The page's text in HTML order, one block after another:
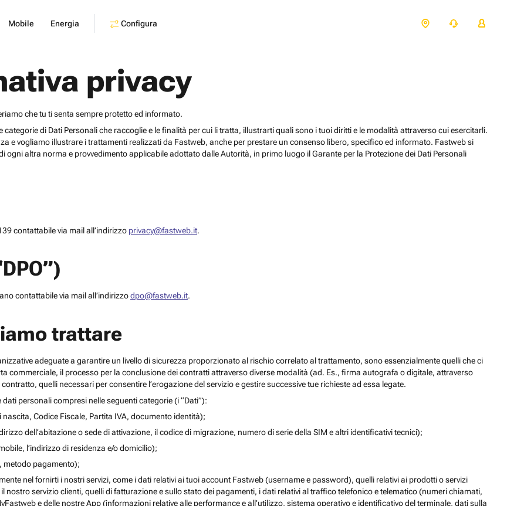
Mobile Energia Configura
privacy
che tu ti senta sempre protetto ed informato.
di Dati Personali che raccoglie e le finalità per cui li tratta, illustrarti quali sono i tuoi diritti e le modalità attraverso cui esercitarli.
e vogliamo illustrare i trattamenti realizzati da Fastweb, anche per prestare un consenso libero, specifico ed informato. Fastweb si
ogni altra norma e provvedimento applicabile adottato dalle Autorità, in primo luogo il Garante per la Protezione dei Dati Personali
contattabile via mail all’indirizzo privacy@fastweb.it.
contattabile via mail all’indirizzodpo@fastweb.it.
trattare
adeguate a garantire un livello di sicurezza proporzionato al rischio correlato al trattamento, sono essenzialmente quelli che ci
commerciale, il processo per la conclusione dei contratti attraverso diverse modalità (ad. Es., firma autografa o digitale, attraverso
quelli necessari per consentire l’erogazione del servizio e gestire successive tue richieste ad essa legate.
personali compresi nelle seguenti categorie (i “Dati”):
Codice Fiscale, Partita IVA, documento identità);
dell’abitazione o sede di attivazione, il codice di migrazione, numero di serie della SIM e altri identificativi tecnici);
l’indirizzo di residenza e/o domicilio);
metodo pagamento);
nel fornirti i nostri servizi, come i dati relativi ai tuoi account Fastweb (username e password), quelli relativi ai prodotti o servizi
servizio clienti, quelli di fatturazione e sullo stato dei pagamenti, i dati relativi al traffico telefonico e telematico (numeri chiamati,
e delle nostre App (informazioni relative alle performance e all’utilizzo, sistema operativo e identificativo del terminale, dati sulla